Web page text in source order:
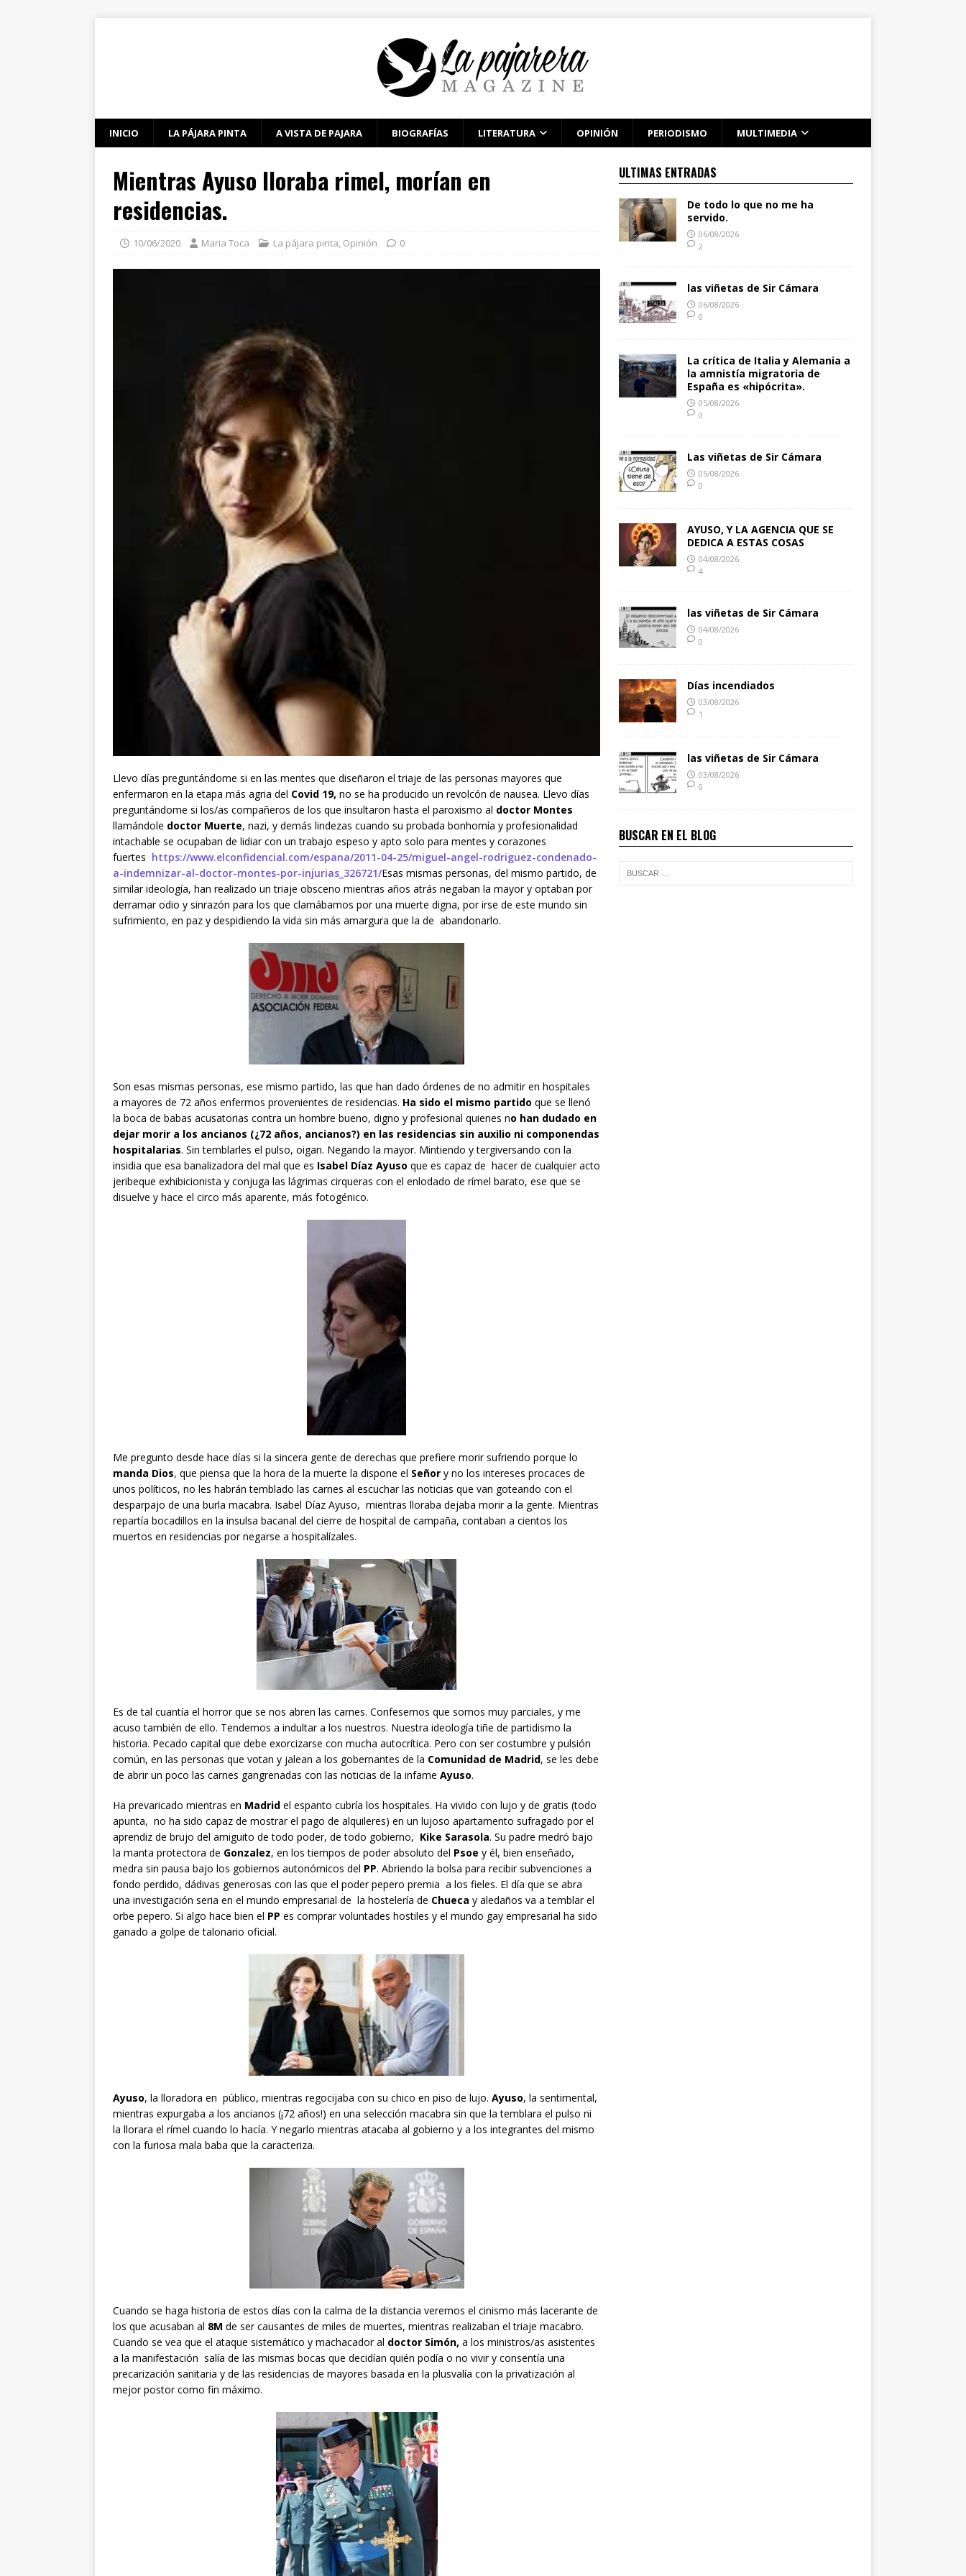
INICIO LA PÁJARA PINTA A VISTA DE PAJARA BIOGRAFÍAS LITERATURA OPINIÓN PERIODISMO MULTIMEDIA
Mientras Ayuso lloraba rimel, morían en
residencias.
10/06/2020 Maria Toca La pájara pinta, Opinión 0
Llevo días preguntándome si en las mentes que diseñaron el triaje de las personas mayores que
enfermaron en la etapa más agria del Covid 19, no se ha producido un revolcón de nausea. Llevo días
preguntándome si los/as compañeros de los que insultaron hasta el paroxismo al doctor Montes
llamándole doctor Muerte, nazi, y demás lindezas cuando su probada bonhomía y profesionalidad
intachable se ocupaban de lidiar con un trabajo espeso y apto solo para mentes y corazones
fuertes https://www.elconfidencial.com/espana/2011-04-25/miguel-angel-rodriguez-condenado-
a-indemnizar-al-doctor-montes-por-injurias_326721/Esas mismas personas, del mismo partido, de
similar ideología, han realizado un triaje obsceno mientras años atrás negaban la mayor y optaban por
derramar odio y sinrazón para los que clamábamos por una muerte digna, por irse de este mundo sin
sufrimiento, en paz y despidiendo la vida sin más amargura que la de abandonarlo.
Son esas mismas personas, ese mismo partido, las que han dado órdenes de no admitir en hospitales
a mayores de 72 años enfermos provenientes de residencias. Ha sido el mismo partido que se llenó
la boca de babas acusatorias contra un hombre bueno, digno y profesional quienes no han dudado en
dejar morir a los ancianos (¿72 años, ancianos?) en las residencias sin auxilio ni componendas
hospitalarias. Sin temblarles el pulso, oigan. Negando la mayor. Mintiendo y tergiversando con la
insidia que esa banalizadora del mal que es Isabel Díaz Ayuso que es capaz de hacer de cualquier acto
jeribeque exhibicionista y conjuga las lágrimas cirqueras con el enlodado de rímel barato, ese que se
disuelve y hace el circo más aparente, más fotogénico.
Me pregunto desde hace días si la sincera gente de derechas que prefiere morir sufriendo porque lo
manda Dios, que piensa que la hora de la muerte la dispone el Señor y no los intereses procaces de
unos políticos, no les habrán temblado las carnes al escuchar las noticias que van goteando con el
desparpajo de una burla macabra. Isabel Díaz Ayuso, mientras lloraba dejaba morir a la gente. Mientras
repartía bocadillos en la insulsa bacanal del cierre de hospital de campaña, contaban a cientos los
muertos en residencias por negarse a hospitalízales.
Es de tal cuantía el horror que se nos abren las carnes. Confesemos que somos muy parciales, y me
acuso también de ello. Tendemos a indultar a los nuestros. Nuestra ideología tiñe de partidismo la
historia. Pecado capital que debe exorcizarse con mucha autocrítica. Pero con ser costumbre y pulsión
común, en las personas que votan y jalean a los gobernantes de la Comunidad de Madrid, se les debe
de abrir un poco las carnes gangrenadas con las noticias de la infame Ayuso.
Ha prevaricado mientras en Madrid el espanto cubría los hospitales. Ha vivido con lujo y de gratis (todo
apunta, no ha sido capaz de mostrar el pago de alquileres) en un lujoso apartamento sufragado por el
aprendiz de brujo del amiguito de todo poder, de todo gobierno, Kike Sarasola. Su padre medró bajo
la manta protectora de Gonzalez, en los tiempos de poder absoluto del Psoe y él, bien enseñado,
medra sin pausa bajo los gobiernos autonómicos del PP. Abriendo la bolsa para recibir subvenciones a
fondo perdido, dádivas generosas con las que el poder pepero premia a los fieles. El día que se abra
una investigación seria en el mundo empresarial de la hostelería de Chueca y aledaños va a temblar el
orbe pepero. Si algo hace bien el PP es comprar voluntades hostiles y el mundo gay empresarial ha sido
ganado a golpe de talonario oficial.
Ayuso, la lloradora en público, mientras regocijaba con su chico en piso de lujo. Ayuso, la sentimental,
mientras expurgaba a los ancianos (¡72 años!) en una selección macabra sin que la temblara el pulso ni
la llorara el rímel cuando lo hacía. Y negarlo mientras atacaba al gobierno y a los integrantes del mismo
con la furiosa mala baba que la caracteriza.
Cuando se haga historia de estos días con la calma de la distancia veremos el cinismo más lacerante de
los que acusaban al 8M de ser causantes de miles de muertes, mientras realizaban el triaje macabro.
Cuando se vea que el ataque sistemático y machacador al doctor Simón, a los ministros/as asistentes
a la manifestación salía de las mismas bocas que decidían quién podía o no vivir y consentía una
precarización sanitaria y de las residencias de mayores basada en la plusvalía con la privatización al
mejor postor como fin máximo.
ULTIMAS ENTRADAS
De todo lo que no me ha
servido.
06/08/2026
2
las viñetas de Sir Cámara
06/08/2026
0
La crítica de Italia y Alemania a
la amnistía migratoria de
España es «hipócrita».
05/08/2026
0
Las viñetas de Sir Cámara
05/08/2026
0
AYUSO, Y LA AGENCIA QUE SE
DEDICA A ESTAS COSAS
04/08/2026
4
las viñetas de Sir Cámara
04/08/2026
0
Días incendiados
03/08/2026
1
las viñetas de Sir Cámara
03/08/2026
0
BUSCAR EN EL BLOG